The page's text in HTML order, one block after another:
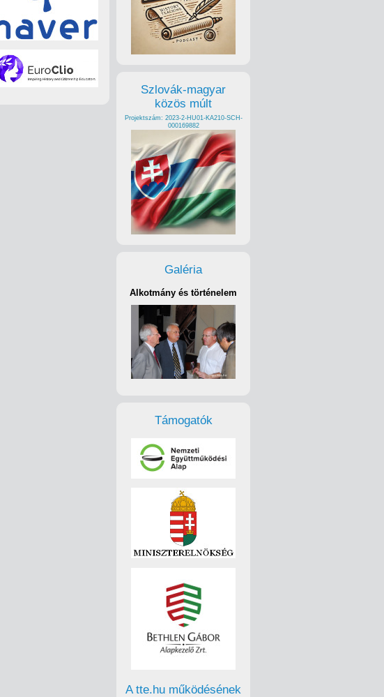
Szlovák-magyar
közös múlt
Projektszám: 2023-2-HU01-KA210-SCH-
000169882
Galéria
Alkotmány és történelem
Támogatók
A tte.hu működésének